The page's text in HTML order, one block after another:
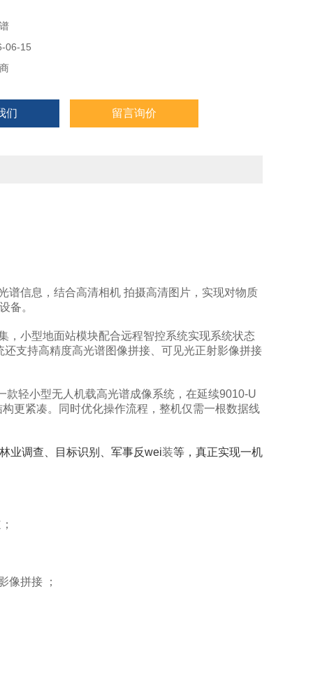
06-15
们 留言询价
信息，结合高清相机 拍摄高清图片，实现对物质
备。
小型地面站模块配合远程智控系统实现系统状态
支持高精度高光谱图像拼接、可见光正射影像拼接
轻小型无人机载高光谱成像系统，在延续9010-U
更紧凑。同时优化操作流程，整机仅需一根数据线
业调查、目标识别、军事反wei装等，真正实现一机
像拼接 ；